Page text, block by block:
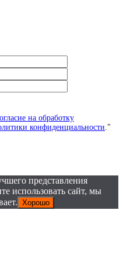
на обработку
конфиденциальности."
представления
использовать сайт, мы
Хорошо